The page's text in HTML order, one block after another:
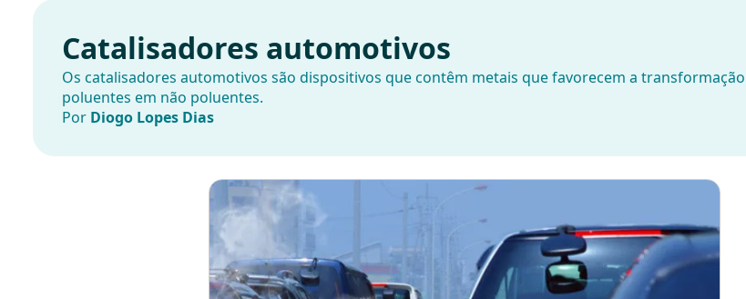
Catalisadores automotivos
Os catalisadores automotivos são dispositivos que contêm metais que favorecem a
poluentes em não poluentes.
Por Diogo Lopes Dias